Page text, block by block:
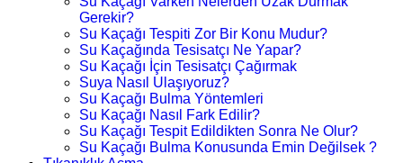
Gerekir?
Su Kaçağı Tespiti Zor Bir Konu Mudur?
Su Kaçağında Tesisatçı Ne Yapar?
Su Kaçağı İçin Tesisatçı Çağırmak
Suya Nasıl Ulaşıyoruz?
Su Kaçağı Bulma Yöntemleri
Su Kaçağı Nasıl Fark Edilir?
Su Kaçağı Tespit Edildikten Sonra Ne Olur?
Su Kaçağı Bulma Konusunda Emin Değilsek ?